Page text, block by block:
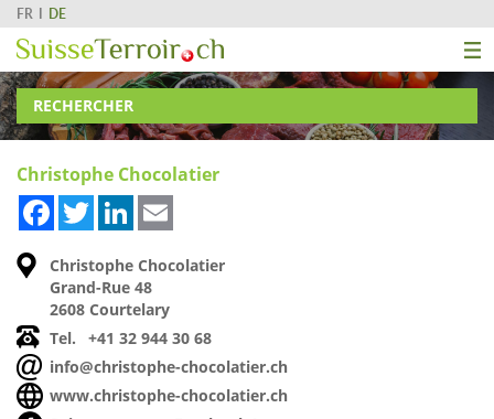
FR DE
RECHERCHER
Christophe Chocolatier
FacebookTwitterLinkedIn
Christophe Chocolatier
Grand-Rue 48
2608 Courtelary
Tel.
+41 32 944 30 68
info@christophe-chocolatier.ch
www.christophe-chocolatier.ch